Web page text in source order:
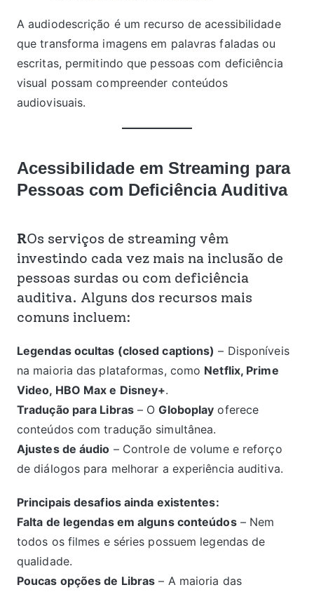
A audiodescrição é um recurso de acessibilidade
que transforma imagens em palavras faladas ou
escritas, permitindo que pessoas com deficiência
visual possam compreender conteúdos
audiovisuais.
Acessibilidade em Streaming para
Pessoas com Deficiência Auditiva
ROs serviços de streaming vêm
investindo cada vez mais na inclusão de
pessoas surdas ou com deficiência
auditiva. Alguns dos recursos mais
comuns incluem:
Legendas ocultas (closed captions) – Disponíveis
na maioria das plataformas, como Netflix, Prime
Video, HBO Max e Disney+.
Tradução para Libras– OGloboplay oferece
conteúdos com tradução simultânea.
Ajustes de áudio – Controle de volume e reforço
de diálogos para melhorar a experiência auditiva.
Principais desafios ainda existentes:
Falta de legendas em alguns conteúdos– Nem
todos os filmes e séries possuem legendas de
qualidade.
Poucas opções de Libras – A maioria das